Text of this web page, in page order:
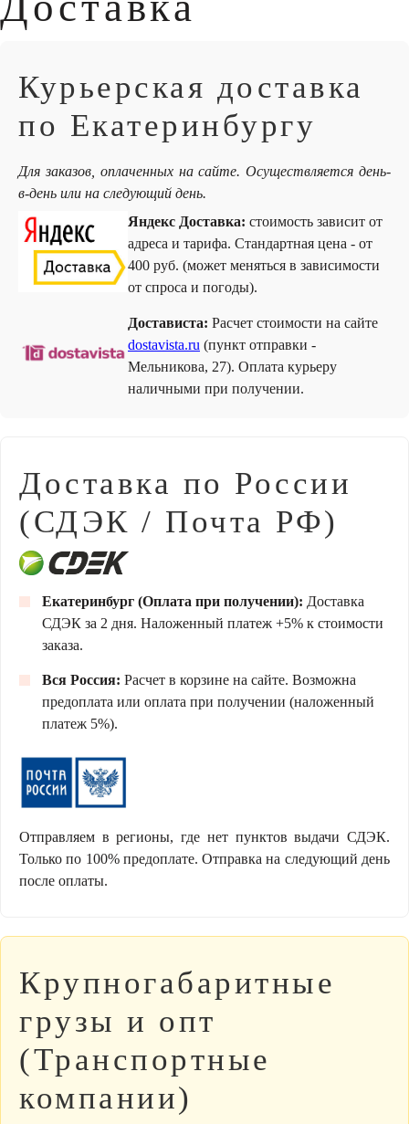
Курьерская доставка
по Екатеринбургу
Для заказов, оплаченных на сайте. Осуществляется день-
в-день или на следующий день.
Яндекс Доставка: стоимость зависит от
адреса и тарифа. Стандартная цена - от
400 руб. (может меняться в зависимости
от спроса и погоды).
Достависта: Расчет стоимости на сайте
dostavista.ru (пункт отправки -
Мельникова, 27). Оплата курьеру
наличными при получении.
Доставка по России
(СДЭК / Почта РФ)
Екатеринбург (Оплата при получении): Доставка
СДЭК за 2 дня. Наложенный платеж +5% к стоимости
заказа.
Вся Россия: Расчет в корзине на сайте. Возможна
предоплата или оплата при получении (наложенный
платеж 5%).
Отправляем в регионы, где нет пунктов выдачи СДЭК.
Только по 100% предоплате. Отправка на следующий день
после оплаты.
Крупногабаритные
грузы и опт
(Транспортные
компании)